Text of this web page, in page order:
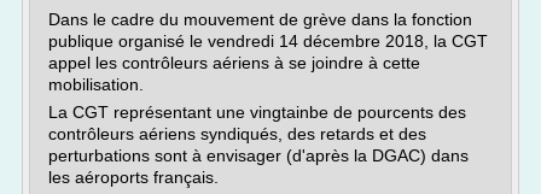
Dans le cadre du mouvement de grève dans la fonction
publique organisé le vendredi 14 décembre 2018, la CGT
appel les contrôleurs aériens à se joindre à cette
mobilisation.
La CGT représentant une vingtainbe de pourcents des
contrôleurs aériens syndiqués, des retards et des
perturbations sont à envisager (d'après la DGAC) dans
les aéroports français.